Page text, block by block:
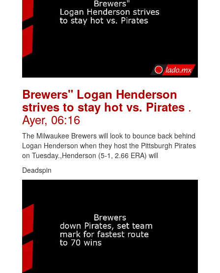
Brewers" Logan Henderson
strives to stay hot vs. Pirates .
Ayer, 06:16
The Milwaukee Brewers will look to bounce back behind
Logan Henderson when they host the Pittsburgh Pirates
on Tuesday.,Henderson (5-1, 2.66 ERA) will
Deadspin